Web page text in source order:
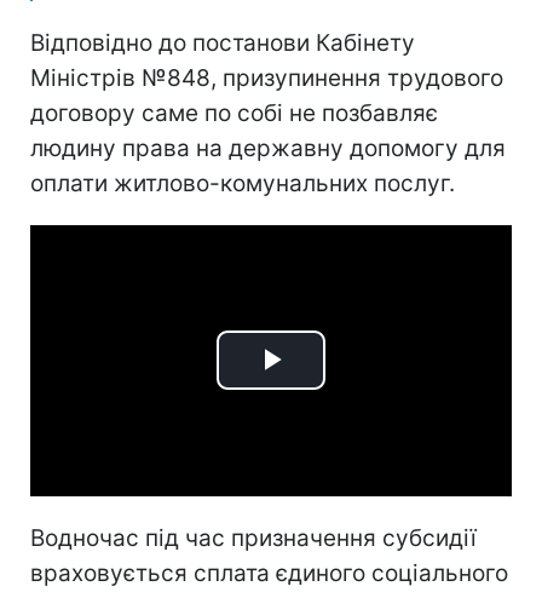
Відповідно до постанови Кабінету
Міністрів №848, призупинення трудового
договору саме по собі не позбавляє
людину права на державну допомогу для
оплати житлово-комунальних послуг.
Play
Водночас під час призначення субсидії
враховується сплата єдиного соціального